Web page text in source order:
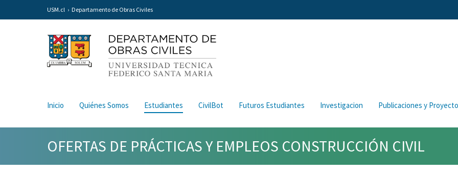
USM.cl Departamento de Obras Civiles
Inicio Quiénes Somos Estudiantes CivilBot Futuros Estudiantes Investigacion Publicaciones y
OFERTAS DE PRÁCTICAS Y EMPLEOS CONSTRUCCIÓN CIVIL